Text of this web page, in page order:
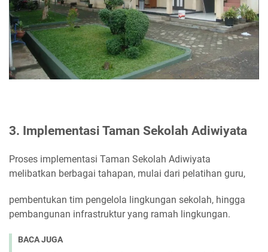
3. Implementasi Taman Sekolah Adiwiyata
Proses implementasi Taman Sekolah Adiwiyata
melibatkan berbagai tahapan, mulai dari pelatihan guru,
pembentukan tim pengelola lingkungan sekolah, hingga
pembangunan infrastruktur yang ramah lingkungan.
BACA JUGA